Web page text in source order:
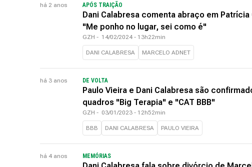
há 2 anos APÓS TRAIÇÃO
Dani Calabresa comenta abraço em
"Me ponho no lugar, sei como é"
GZH - 14/02/2024 - 13h22min
DANI CALABRESA MARCELO ADNET
há 3 anos DE VOLTA
Paulo Vieira e Dani Calabresa são
quadros "Big Terapia" e "CAT BBB"
GZH - 03/01/2023 - 12h52min
BBB DANI CALABRESA PAULO VIEIRA
há 4 anos MEMÓRIAS